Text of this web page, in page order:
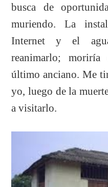
busca de
muriendo. La
Internet y el
reanimarlo;
último anciano. Me
yo, luego de la
a visitarlo.